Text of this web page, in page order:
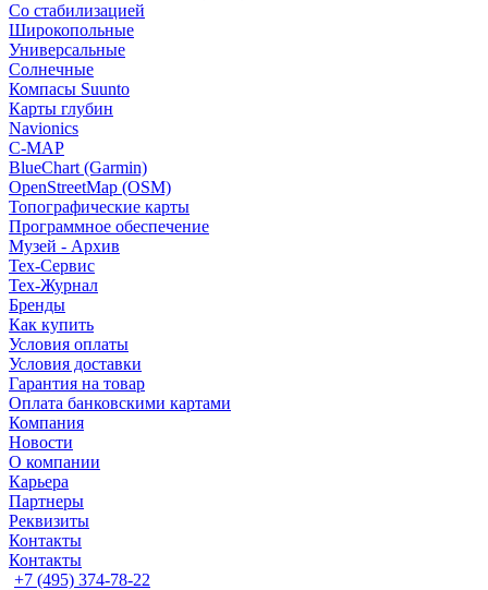
Со стабилизацией
Широкопольные
Универсальные
Солнечные
Компасы Suunto
Карты глубин
Navionics
C-MAP
BlueChart (Garmin)
OpenStreetMap (OSM)
Топографические карты
Программное обеспечение
Музей - Архив
Tex-Сервис
Тех-Журнал
Бренды
Как купить
Условия оплаты
Условия доставки
Гарантия на товар
Оплата банковскими картами
Компания
Новости
О компании
Карьера
Партнеры
Реквизиты
Контакты
Контакты
+7 (495) 374-78-22